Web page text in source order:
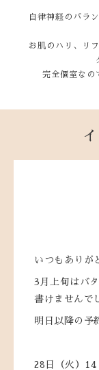
自律神経のバラ
お肌のハリ、リ
完全個室なの
いつもありが
3月上旬はバ
書けませんで
明日以降の予
28日（火）14